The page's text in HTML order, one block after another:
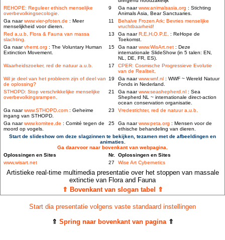
REHOPE: Reguleer ethisch menselijke
overbevolkingsecologie.
9 Ga naarwww.animalsasia.org : Stichting
Animals Asia, Bear Sanctuaries.
Ga naarwww.vier-pfoten.de : Meer
menselijkheid voor dieren.
11
Behalve Frozen Ark: Bevries menselijke
vruchtbaarheid!
Red a.u.b. Flora & Fauna van massa
slachting.
13 Ga naarR.E.H.O.P.E. : ReHope de
Toekomst.
Ga naarvhemt.org : The Voluntary Human
Extinction Movement.
15 Ga naarwww.WisArt.net : Deze
internationale SlideShow (in 5 talen: EN,
NL, DE, FR, ES).
Waarheidszoeker, red de natuur a.u.b.
17
CPER: Cosmische Progressieve Evolutie
van de Realiteit.
Wil je deel van het probleem zijn of deel van
de oplossing?
19 Ga naarwww.wnf.nl : WWF ~ Wereld Natuur
Fonds in Nederland.
STHOPD: Stop verschrikkelijke menselijke
overbevolkingsrampen.
21 Ga naarwww.seashepherd.nl : Sea
Shepherd NL ~ internationale direct-action
ocean conservation organisatie.
Ga naarwww.STHOPD.com : Geheime
ingang van STHOPD.
23 Vredestichter, red de natuur a.u.b.
Ga naarwww.komitee.de : Comité tegen de
moord op vogels.
25 Ga naarwww.peta.org : Mensen voor de
ethische behandeling van dieren.
Start de slideshow om deze slagzinnen te bekijken, tezamen met de afbeeldingen en
animaties.
Ga daarvoor naar bovenkant van webpagina.
Oplossingen en Sites
Nr. Oplossingen en Sites
www.wisart.net
27 Wise Art Cybernetics
Artistieke real-time multimedia presentatie over het stoppen van massale
extinctie van Flora and Fauna
⇑ Bovenkant van slogan tabel ⇑
Start dia presentatie volgens vaste standaard instellingen
⇑ Spring naar bovenkant van pagina⇑